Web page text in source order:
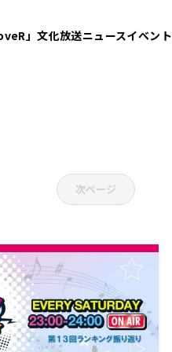
」文化放送ニュースイベント
次ページ